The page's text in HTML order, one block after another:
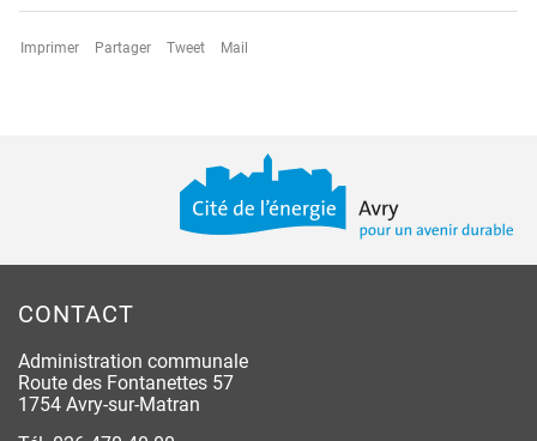
Imprimer Partager Tweet Mail
Pied de page
CONTACT
Administration communale
Route des Fontanettes 57
1754 Avry-sur-Matran